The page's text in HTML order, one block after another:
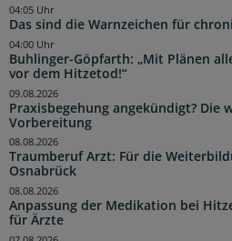
Das sind die Warnzeichen für
04:05 Uhr
Buhlinger-Göpfarth: „Mit Plänen
vor dem Hitzetod!“
04:00 Uhr
Praxisbegehung angekündigt? Die
Vorbereitung
09.08.2026
Traumberuf Arzt: Für die
Osnabrück
08.08.2026
Anpassung der Medikation bei
für Ärzte
08.08.2026